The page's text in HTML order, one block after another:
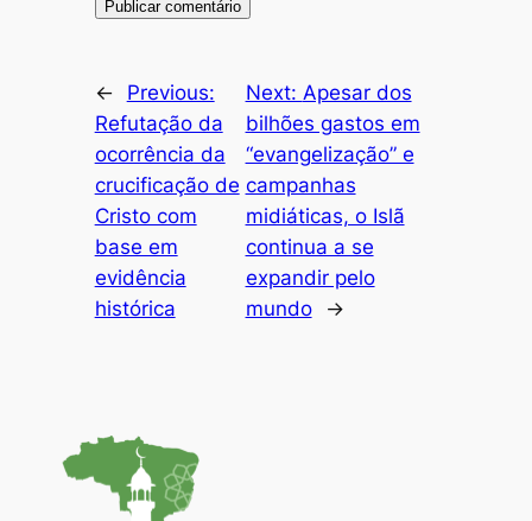
←
Previous:
Refutação da
ocorrência da
crucificação de
Cristo com
base em
evidência
histórica
Next: Apesar dos
bilhões gastos em
“evangelização” e
campanhas
midiáticas, o Islã
continua a se
expandir pelo
mundo
→